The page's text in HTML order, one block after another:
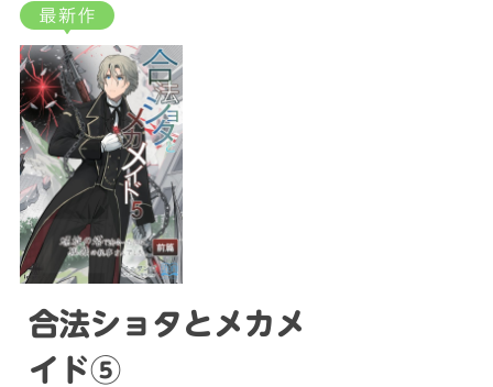
合法ショタとメカメ
イド⑤